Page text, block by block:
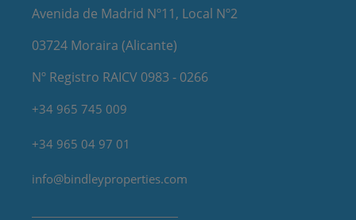
Avenida de Madrid Nº11, Local Nº2
03724 Moraira (Alicante)
Nº Registro RAICV 0983 - 0266
+34 965 745 009
+34 965 04 97 01
info@bindleyproperties.com